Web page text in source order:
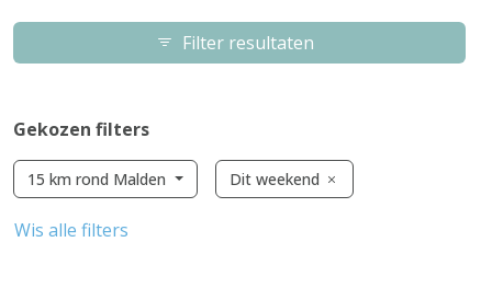
Filter resultaten
Gekozen filters
15 km rond Malden Dit weekend
Wis alle filters